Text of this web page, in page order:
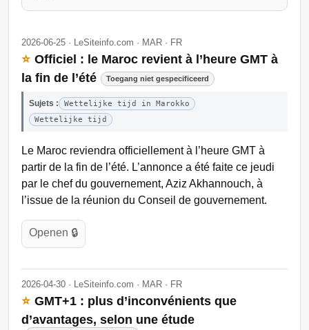
2026-06-25 · LeSiteinfo.com · MAR · FR
⭐ Officiel : le Maroc revient à l’heure GMT à
la fin de l’été
Toegang niet gespecificeerd
Sujets :
Wettelijke tijd in Marokko
Wettelijke tijd
Le Maroc reviendra officiellement à l’heure GMT à
partir de la fin de l’été. L’annonce a été faite ce jeudi
par le chef du gouvernement, Aziz Akhannouch, à
l’issue de la réunion du Conseil de gouvernement.
Openen 🔒
2026-04-30 · LeSiteinfo.com · MAR · FR
⭐ GMT+1 : plus d’inconvénients que
d’avantages, selon une étude